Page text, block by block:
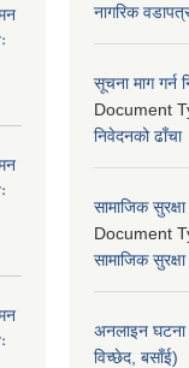
नागरिक
सूचना माग गर्न
Document
निवेदनको ढाँचा
सामाजिक
Document
सामाजिक सुरक्षा
अनलाइन घटना
विच्छेद, बसाँई)